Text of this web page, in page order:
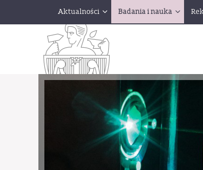
Aktualności Badania i nauka